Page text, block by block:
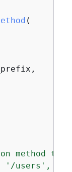
(
method to
'/users',